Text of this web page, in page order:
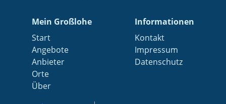
Mein Großlohe
Start
Angebote
Anbieter
Orte
Über
Informationen
Kontakt
Impressum
Datenschutz